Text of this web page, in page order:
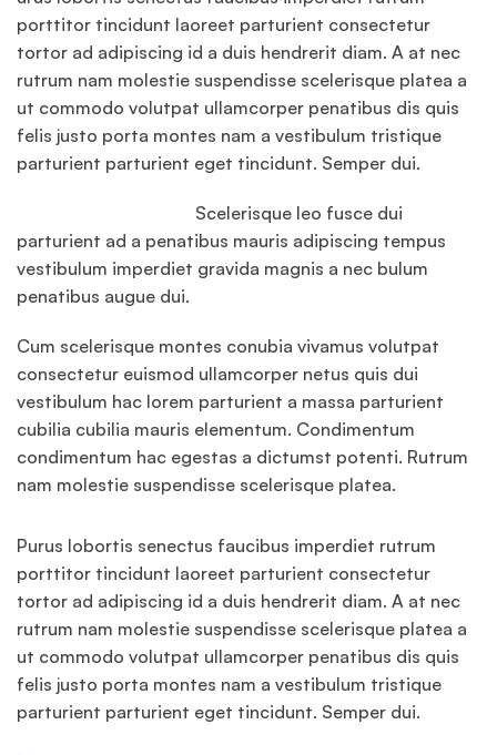
porttitor tincidunt laoreet parturient consectetur
tortor ad adipiscing id a duis hendrerit diam. A at nec
rutrum nam molestie suspendisse scelerisque platea a
ut commodo volutpat ullamcorper penatibus dis quis
felis justo porta montes nam a vestibulum tristique
parturient parturient eget tincidunt. Semper dui.
Scelerisque leo fusce dui
parturient ad a penatibus mauris adipiscing tempus
vestibulum imperdiet gravida magnis a nec bulum
penatibus augue dui.
Cum scelerisque montes conubia vivamus volutpat
consectetur euismod ullamcorper netus quis dui
vestibulum hac lorem parturient a massa parturient
cubilia cubilia mauris elementum. Condimentum
condimentum hac egestas a dictumst potenti. Rutrum
nam molestie suspendisse scelerisque platea.
Purus lobortis senectus faucibus imperdiet rutrum
porttitor tincidunt laoreet parturient consectetur
tortor ad adipiscing id a duis hendrerit diam. A at nec
rutrum nam molestie suspendisse scelerisque platea a
ut commodo volutpat ullamcorper penatibus dis quis
felis justo porta montes nam a vestibulum tristique
parturient parturient eget tincidunt. Semper dui.